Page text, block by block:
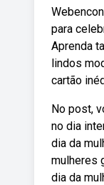
para
Aprenda
lindos
cartão
No post,
no dia
dia da
mulheres
dia da